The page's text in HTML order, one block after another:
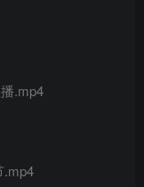
.mp4
.mp4